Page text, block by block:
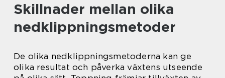
Skillnader mellan olika
nedklippningsmetoder
De olika nedklippningsmetoderna kan ge
olika resultat och påverka växtens utseende